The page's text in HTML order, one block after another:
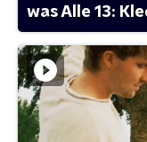
was Alle 13: